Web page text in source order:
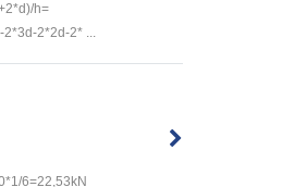
h=
2*3d-2*2d-2* ...
6=22,53kN